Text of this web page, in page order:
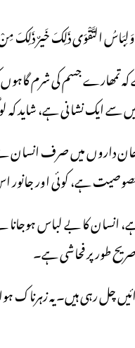
وَلِبَاسُ التَّقْوَى ذَلِكَ خَیرٌ ذَلِكَ
تمھارے جسم کی شرم
میں سے ایک نشانی ہے،
میں صرف انسان ہے
خصوصیت ہے، کوئی اور
انسان کا بے لباس
طور پر فحاشی ہے۔
چل رہی ہیں۔ یہ